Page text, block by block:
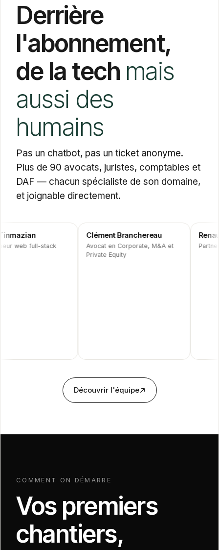
Derrière
l'abonnement,
de la tech mais
aussi des
humains
Pas un chatbot, pas un ticket anonyme.
Plus de 90 avocats, juristes, comptables et
DAF — chacun spécialiste de son domaine,
et joignable directement.
stack
Clément Branchereau
Avocat en Corporate, M&A et
Private Equity
Renaud
Partner
Découvrir l'équipe
COMMENT ON DÉMARRE
Vos premiers
chantiers,